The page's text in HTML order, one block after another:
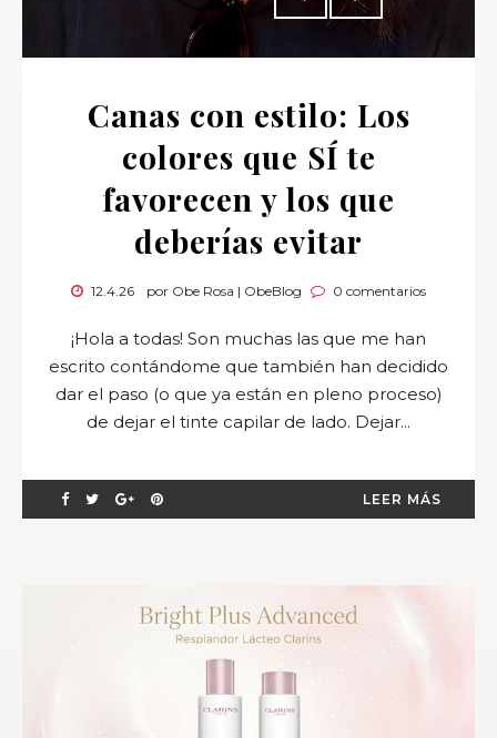
Canas con estilo: Los
colores que SÍ te
favorecen y los que
deberías evitar
12.4.26 por Obe Rosa | ObeBlog 0 comentarios
¡Hola a todas! Son muchas las que me han
escrito contándome que también han decidido
dar el paso (o que ya están en pleno proceso)
de dejar el tinte capilar de lado. Dejar...
LEER MÁS